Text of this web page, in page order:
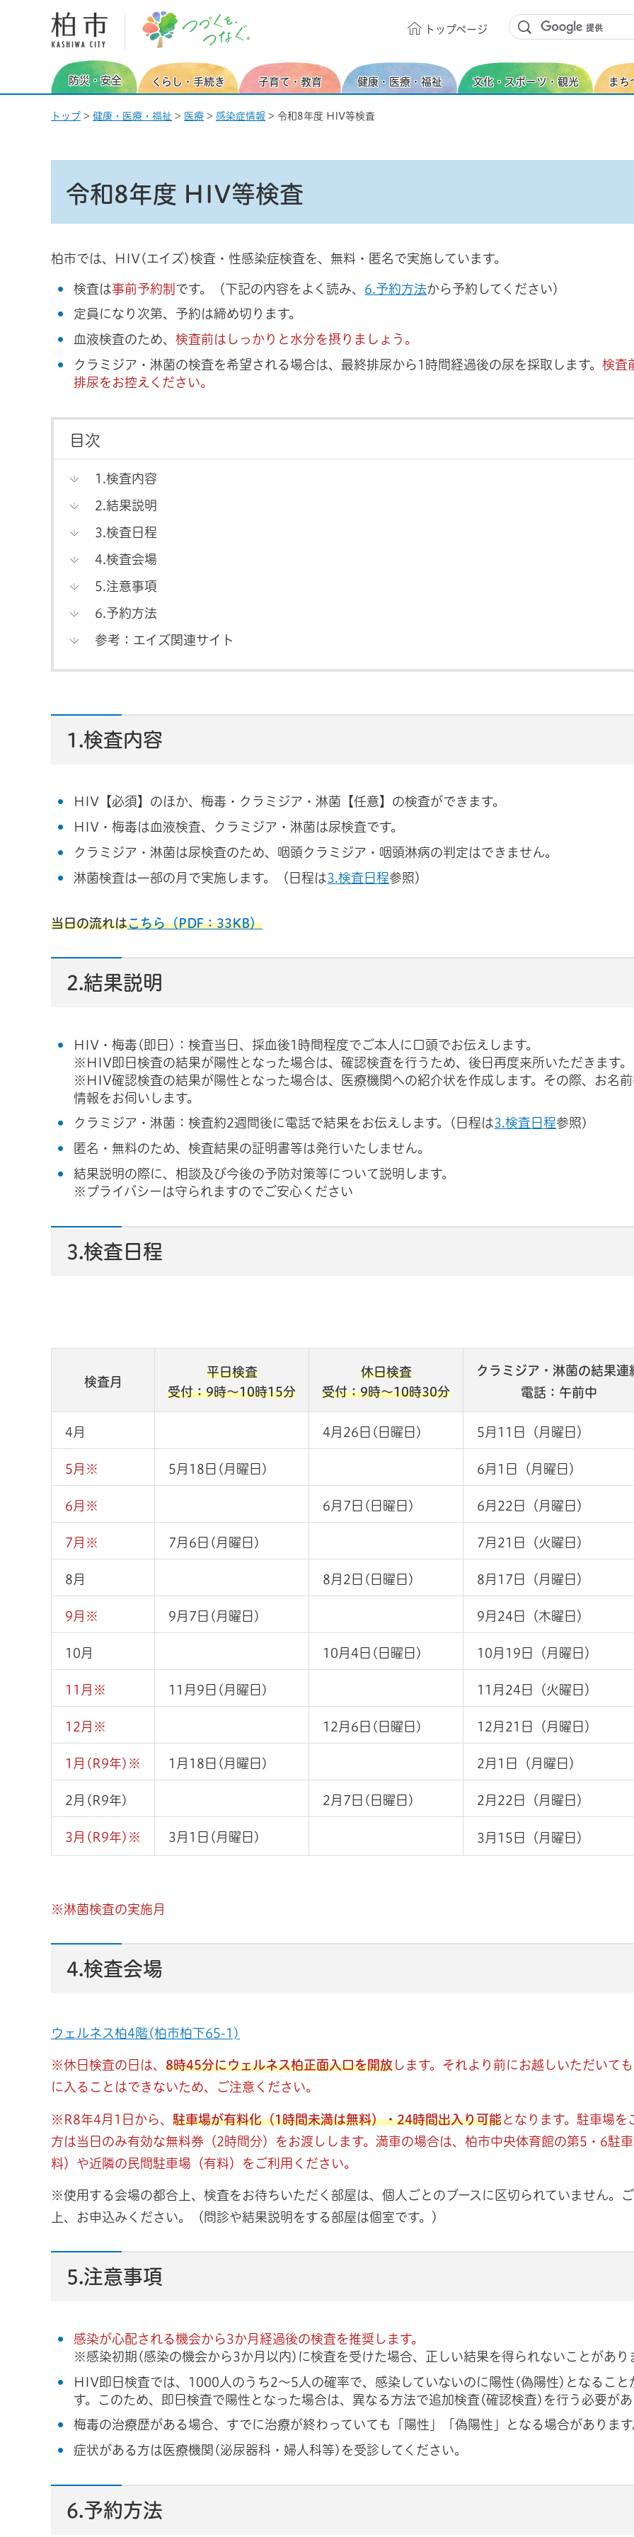
柏市 つづくを、つなぐ。
トップページ
防災・安全 くらし・手続き 子育て・教育 健康・医療・福祉 文化・スポーツ・観光 まち
トップ > 健康・医療・福祉 > 医療 > 感染症情報 > 令和8年度 HIV等検査
令和8年度 HIV等検査
柏市では、HIV(エイズ)検査・性感染症検査を、無料・匿名で実施しています。
検査は事前予約制 です。（下記の内容をよく読み、 6.予約方法から予約してください）
定員になり次第、予約は締め切ります。
血液検査のため、検査前はしっかりと水分を摂りましょう。
クラミジア・淋菌の検査を希望される場合は、最終排尿から1時間経過後の尿を採取します。検査
排尿をお控えください。
目次
1.検査内容
2.結果説明
3.検査日程
4.検査会場
5.注意事項
6.予約方法
参考：エイズ関連サイト
1.検査内容
HIV【必須】のほか、梅毒・クラミジア・淋菌【任意】の検査ができます。
HIV・梅毒は血液検査、クラミジア・淋菌は尿検査です。
クラミジア・淋菌は尿検査のため、咽頭クラミジア・咽頭淋病の判定はできません。
淋菌検査は一部の月で実施します。（日程は 3.検査日程参照）
当日の流れはこちら（PDF：33KB）
2.結果説明
HIV・梅毒(即日)：検査当日、採血後1時間程度でご本人に口頭でお伝えします。
※HIV即日検査の結果が陽性となった場合は、確認検査を行うため、後日再度来所いただきます。
※HIV確認検査の結果が陽性となった場合は、医療機関への紹介状を作成します。その際、お名
情報をお伺いします。
クラミジア・淋菌：検査約2週間後に電話で結果をお伝えします。(日程は 3.検査日程参照)
匿名・無料のため、検査結果の証明書等は発行いたしません。
結果説明の際に、相談及び今後の予防対策等について説明します。
※プライバシーは守られますのでご安心ください
3.検査日程
検査月
平日検査
受付：9時～10時15分
休日検査
受付：9時～10時30分
クラミジア・淋菌の結果連
電話：午前中
4月 4月26日(日曜日) 5月11日（月曜日）
5月※ 5月18日(月曜日) 6月1日（月曜日）
6月※ 6月7日(日曜日) 6月22日（月曜日）
7月※ 7月6日(月曜日) 7月21日（火曜日）
8月 8月2日(日曜日) 8月17日（月曜日）
9月※ 9月7日(月曜日) 9月24日（木曜日）
10月 10月4日(日曜日) 10月19日（月曜日）
11月※ 11月9日(月曜日) 11月24日（火曜日）
12月※ 12月6日(日曜日) 12月21日（月曜日）
1月(R9年)※ 1月18日(月曜日) 2月1日（月曜日）
2月(R9年) 2月7日(日曜日) 2月22日（月曜日）
3月(R9年)※ 3月1日(月曜日) 3月15日（月曜日）
※淋菌検査の実施月
4.検査会場
ウェルネス柏4階(柏市柏下65-1)
※休日検査の日は、 8時45分にウェルネス柏正面入口を開放 します。それより前にお越しいただいて
に入ることはできないため、ご注意ください。
※R8年4月1日から、 駐車場が有料化（1時間未満は無料）・24時間出入り可能となります。駐車場を
方は当日のみ有効な無料券（2時間分）をお渡しします。満車の場合は、柏市中央体育館の第5・6駐
料）や近隣の民間駐車場（有料）をご利用ください。
※使用する会場の都合上、検査をお待ちいただく部屋は、個人ごとのブースに区切られていません。
上、お申込みください。（問診や結果説明をする部屋は個室です。）
5.注意事項
感染が心配される機会から3か月経過後の検査を推奨します。
※感染初期(感染の機会から3か月以内)に検査を受けた場合、正しい結果を得られないことがあり
HIV即日検査では、1000人のうち2～5人の確率で、感染していないのに陽性(偽陽性)となること
す。このため、即日検査で陽性となった場合は、異なる方法で追加検査(確認検査)を行う必要が
梅毒の治療歴がある場合、すでに治療が終わっていても「陽性」「偽陽性」となる場合がありま
症状がある方は医療機関(泌尿器科・婦人科等)を受診してください。
6.予約方法